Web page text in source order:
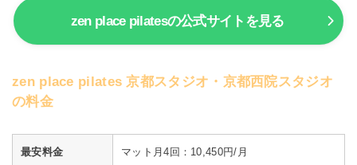
zen place pilatesの公式サイトを見る
zen place pilates 京都スタジオ・京都西院スタジオ
の料金
最安料金 マット月4回：10,450円/月